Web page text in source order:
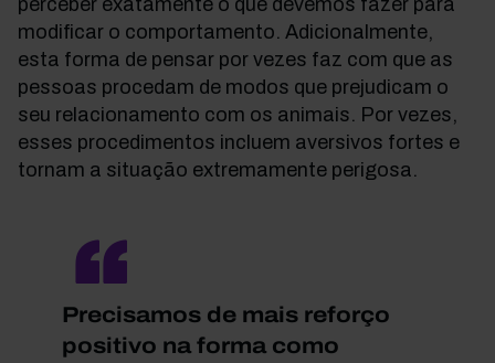
perceber exatamente o que devemos fazer para
modificar o comportamento. Adicionalmente,
esta forma de pensar por vezes faz com que as
pessoas procedam de modos que prejudicam o
seu relacionamento com os animais. Por vezes,
esses procedimentos incluem aversivos fortes e
tornam a situação extremamente perigosa.
Precisamos de mais reforço
positivo na forma como